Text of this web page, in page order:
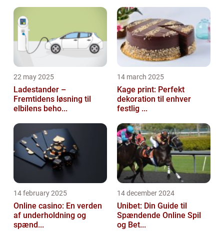
22 may 2025
Ladestander –
Fremtidens løsning til
elbilens beho...
14 march 2025
Kage print: Perfekt
dekoration til enhver
festlig ...
14 february 2025
Online casino: En verden
af underholdning og
spænd...
14 december 2024
Unibet: Din Guide til
Spændende Online Spil
og Bet...